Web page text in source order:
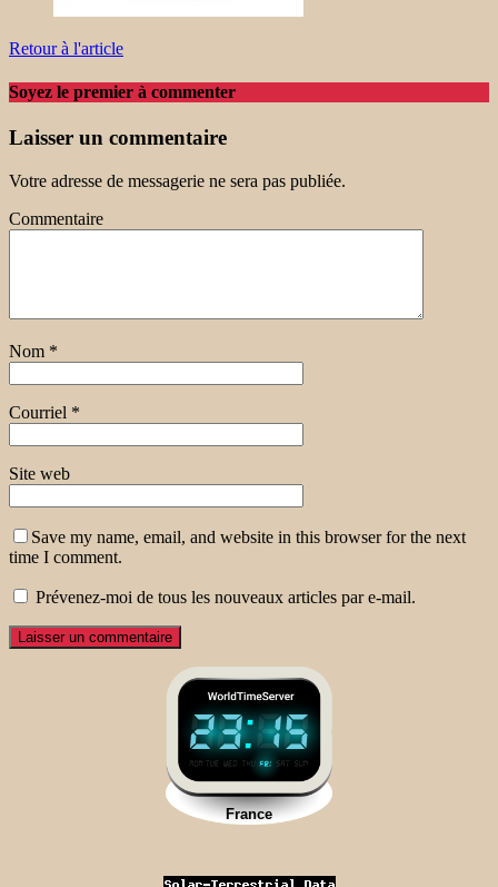
Retour à l'article
Soyez le premier à commenter
Laisser un commentaire
Votre adresse de messagerie ne sera pas publiée.
Commentaire
Nom *
Courriel *
Site web
Save my name, email, and website in this browser for the next
time I comment.
Prévenez-moi de tous les nouveaux articles par e-mail.